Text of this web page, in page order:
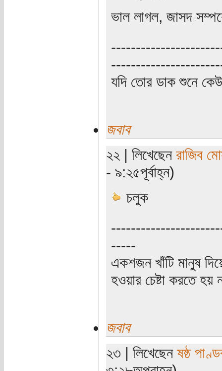
ভাল লাগল, জাসদ
যদি তোর ডাক শুনে
জবাব
২২ | লিখেছেন রাজিব
- ৯:২৫পূর্বাহ্ন)
চলুক
-----
একশজন খাঁটি মানুষ
হওয়ার চেষ্টা করতে হয়
জবাব
২৩ | লিখেছেন ষষ্ঠ